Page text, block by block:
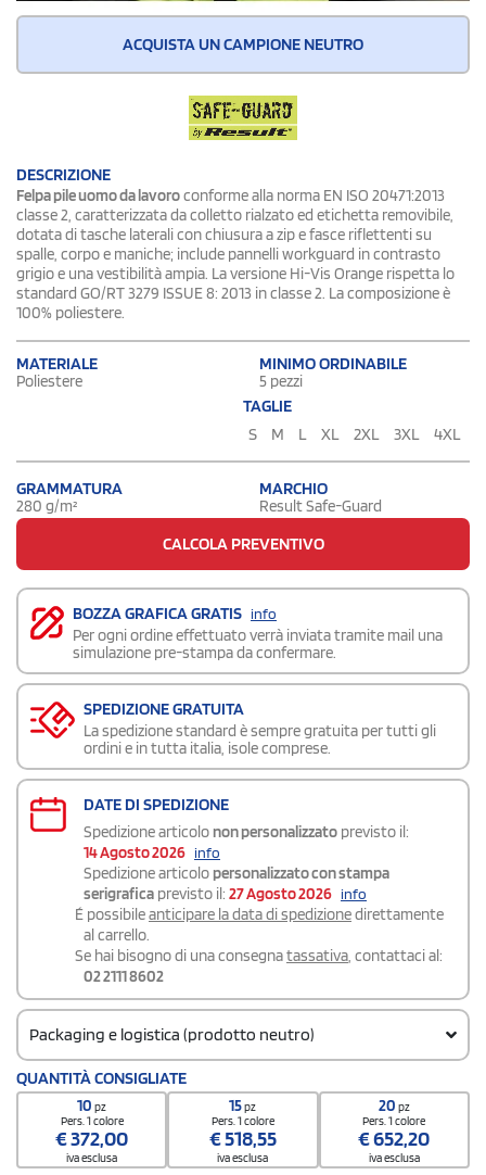
ACQUISTA UN CAMPIONE NEUTRO
DESCRIZIONE
Felpa pile uomo da lavoroconforme alla norma EN ISO 20471:2013
classe 2, caratterizzata da colletto rialzato ed etichetta removibile,
dotata di tasche laterali con chiusura a zip e fasce riflettenti su
spalle, corpo e maniche; include pannelli workguard in contrasto
grigio e una vestibilità ampia. La versione Hi-Vis Orange rispetta lo
standard GO/RT 3279 ISSUE 8: 2013 in classe 2. La composizione è
100% poliestere.
MATERIALE
Poliestere
MINIMO ORDINABILE
5 pezzi
TAGLIE
S
M L XL 2XL 3XL 4XL
GRAMMATURA
280 g/m²
MARCHIO
Result Safe-Guard
CALCOLA PREVENTIVO
BOZZA GRAFICA GRATIS info
Per ogni ordine effettuato verrà inviata tramite mail una
simulazione pre-stampa da confermare.
SPEDIZIONE GRATUITA
La spedizione standard è sempre gratuita per tutti gli
ordini e in tutta italia, isole comprese.
DATE DI SPEDIZIONE
Spedizione articolo non personalizzato previsto il:
14 Agosto 2026 info
Spedizione articolo personalizzato con stampa
serigrafica previsto il: 27 Agosto 2026 info
É possibileanticipare la data di spedizionedirettamente
al carrello.
Se hai bisogno di una consegnatassativa, contattaci al:
02 2111 8602
Packaging e logistica (prodotto neutro)
Codice doganale
62014010
QUANTITÀ CONSIGLIATE
10pz
Pers. 1 colore
€372,00
iva esclusa
15pz
Pers. 1 colore
€518,55
iva esclusa
20 pz
Pers. 1 colore
€652,20
iva esclusa